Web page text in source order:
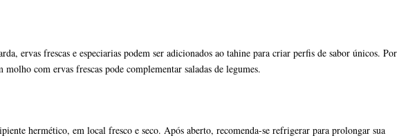
ervas frescas e especiarias podem ser adicionados ao tahine para criar perfis de sabor únicos. Por
com ervas frescas pode complementar saladas de legumes.
hermético, em local fresco e seco. Após aberto, recomenda-se refrigerar para prolongar sua